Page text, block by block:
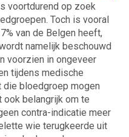
voortdurend op zoek
Toch is vooral
van de Belgen heeft,
namelijk beschouwd
voorzien in ongeveer
tijdens medische
die bloedgroep mogen
ook belangrijk om te
contra-indicatie meer
wie terugkeerde uit